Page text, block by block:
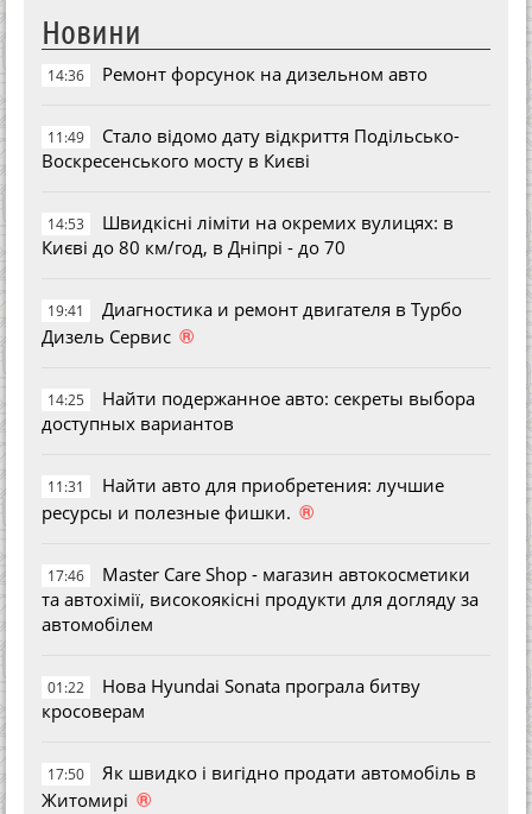
Новини
14:36 Ремонт форсунок на дизельном авто
11:49
Стало відомо дату відкриття Подільсько-
Воскресенського мосту в Києві
14:53
Швидкісні ліміти на окремих вулицях: в
Києві до 80 км/год, в Дніпрі - до 70
19:41
Диагностика и ремонт двигателя в Турбо
Дизель Сервис ®
14:25
Найти подержанное авто: секреты выбора
доступных вариантов
11:31
Найти авто для приобретения: лучшие
ресурсы и полезные фишки. ®
17:46
Master Care Shop - магазин автокосметики
та автохімії, високоякісні продукти для догляду за
автомобілем
01:22
Нова Hyundai Sonata програла битву
кросоверам
17:50
Як швидко і вигідно продати автомобіль в
Житомирі ®